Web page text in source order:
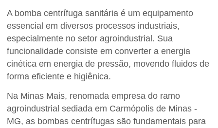
A bomba centrífuga sanitária é um equipamento
essencial em diversos processos industriais,
especialmente no setor agroindustrial. Sua
funcionalidade consiste em converter a energia
cinética em energia de pressão, movendo fluidos de
forma eficiente e higiênica.
Na Minas Mais, renomada empresa do ramo
agroindustrial sediada em Carmópolis de Minas -
MG, as bombas centrífugas são fundamentais para